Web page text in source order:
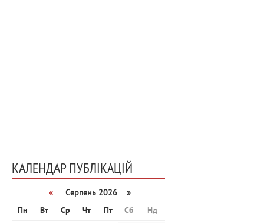
КАЛЕНДАР ПУБЛІКАЦІЙ
«
Серпень 2026 »
Пн
Вт Ср Чт Пт Сб
Нд